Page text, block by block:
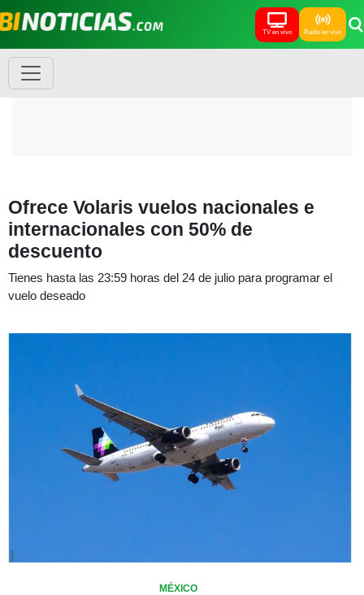
TV en vivo Radio en vivo
Ofrece Volaris vuelos nacionales e
internacionales con 50% de
descuento
Tienes hasta las 23:59 horas del 24 de julio para programar el
vuelo deseado
MÉXICO